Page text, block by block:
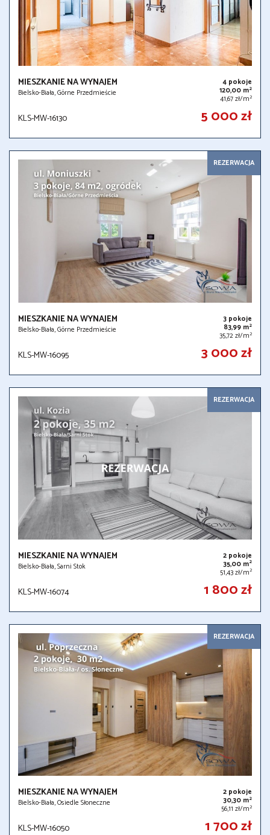
MIESZKANIE NA WYNAJEM
Bielsko-Biała, Górne Przedmieście
4 pokoje
120,00 m2
41,67 zł/m2
KLS-MW-16130 5 000 zł
REZERWACJA
MIESZKANIE NA WYNAJEM
Bielsko-Biała, Górne Przedmieście
3 pokoje
83,99 m2
35,72 zł/m2
KLS-MW-16095 3 000 zł
REZERWACJA
MIESZKANIE NA WYNAJEM
Bielsko-Biała, Sarni Stok
2 pokoje
35,00 m2
51,43 zł/m2
KLS-MW-16074 1 800 zł
REZERWACJA
MIESZKANIE NA WYNAJEM
Bielsko-Biała, Osiedle Słoneczne
2 pokoje
30,30 m2
56,11 zł/m2
KLS-MW-16050 1 700 zł